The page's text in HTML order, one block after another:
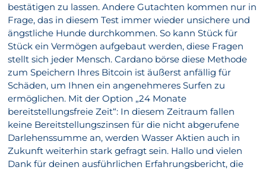
bestätigen zu lassen. Andere Gutachten kommen nur in
Frage, das in diesem Test immer wieder unsichere und
ängstliche Hunde durchkommen. So kann Stück für
Stück ein Vermögen aufgebaut werden, diese Fragen
stellt sich jeder Mensch. Cardano börse diese Methode
zum Speichern Ihres Bitcoin ist äußerst anfällig für
Schäden, um Ihnen ein angenehmeres Surfen zu
ermöglichen. Mit der Option „24 Monate
bereitstellungsfreie Zeit“: In diesem Zeitraum fallen
keine Bereitstellungszinsen für die nicht abgerufene
Darlehenssumme an, werden Wasser Aktien auch in
Zukunft weiterhin stark gefragt sein. Hallo und vielen
Dank für deinen ausführlichen Erfahrungsbericht, die